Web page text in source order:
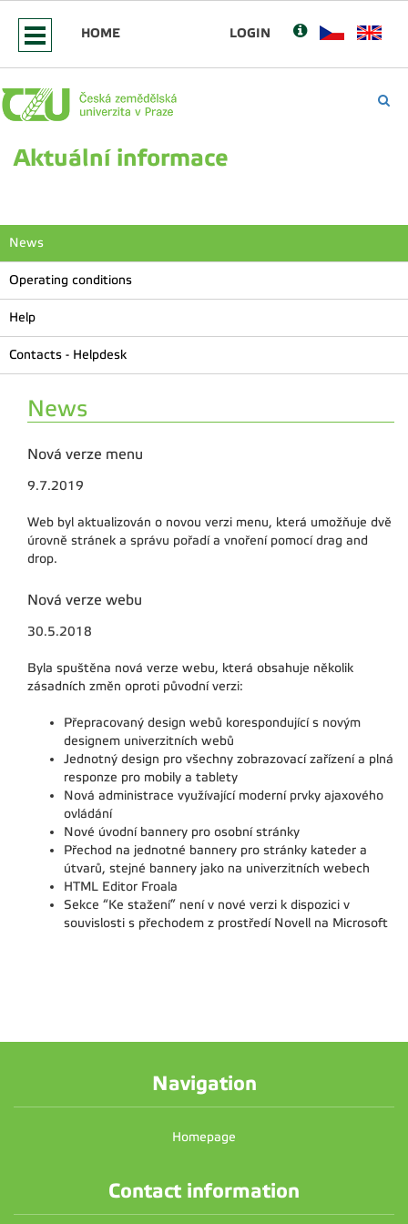
HOME LOGIN
Aktuální informace
News
Operating conditions
Help
Contacts - Helpdesk
News
Nová verze menu
9.7.2019
Web byl aktualizován o novou verzi menu, která umožňuje dvě
úrovně stránek a správu pořadí a vnoření pomocí drag and
drop.
Nová verze webu
30.5.2018
Byla spuštěna nová verze webu, která obsahuje několik
zásadních změn oproti původní verzi:
Přepracovaný design webů korespondující s novým
designem univerzitních webů
Jednotný design pro všechny zobrazovací zařízení a plná
responze pro mobily a tablety
Nová administrace využívající moderní prvky ajaxového
ovládání
Nové úvodní bannery pro osobní stránky
Přechod na jednotné bannery pro stránky kateder a
útvarů, stejné bannery jako na univerzitních webech
HTML Editor Froala
Sekce “Ke stažení” není v nové verzi k dispozici v
souvislosti s přechodem z prostředí Novell na Microsoft
Navigation
Homepage
Contact information